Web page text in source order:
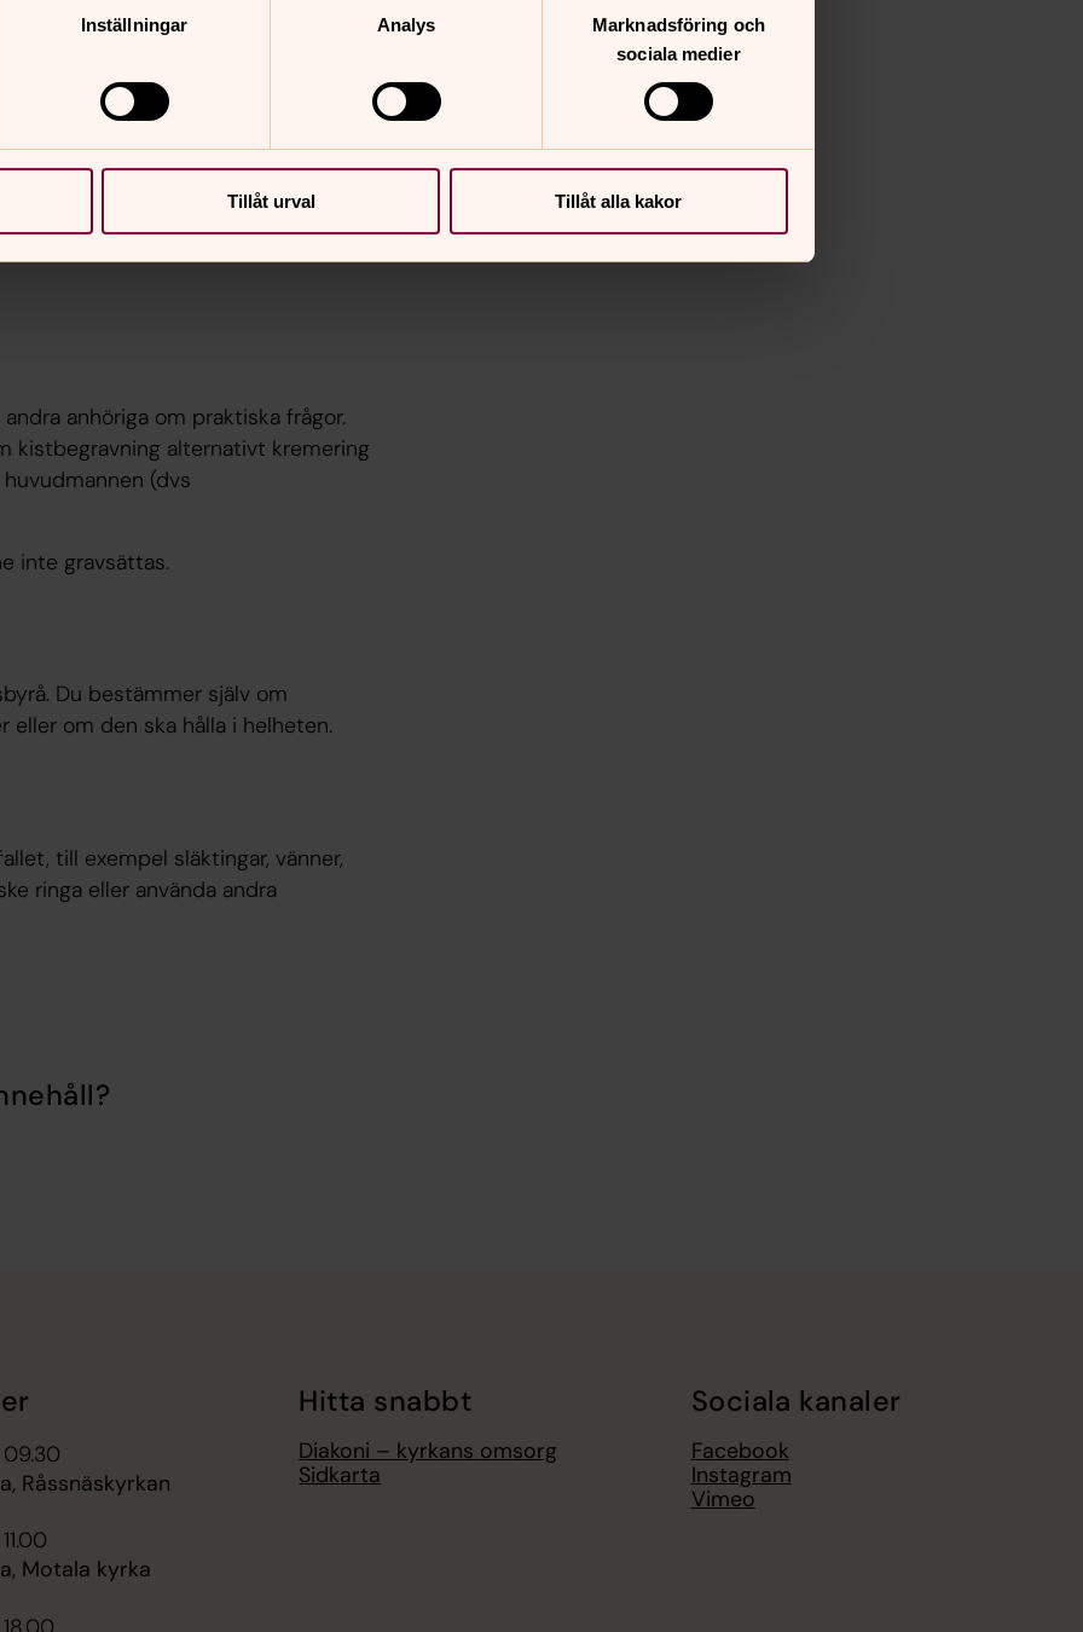
Inställningar Analys
Marknadsföring och
sociala medier
Tillåt urval Tillåt alla kakor
ordning, finns det mycket hjälp och
där den döda ska
hur du planerar en begravning i
anhöriga om praktiska frågor.
kistbegravning alternativt kremering
(dvs
inte gravsättas.
Du bestämmer själv om
eller om den ska hålla i helheten.
till exempel släktingar, vänner,
ringa eller använda andra
Råssnäskyrkan
Motala kyrka
Hitta snabbt
Diakoni – kyrkans omsorg
Sidkarta
Sociala kanaler
Facebook
Instagram
Vimeo